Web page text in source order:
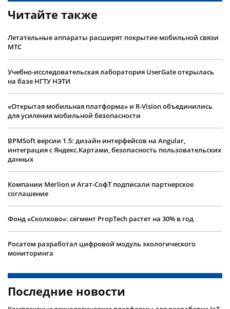
Читайте также
Летательные аппараты расширят покрытие мобильной связи
МТС
Учебно-исследовательская лаборатория UserGate открылась
на базе НГТУ НЭТИ
«Открытая мобильная платформа» и R-Vision объединились
для усиления мобильной безопасности
BPMSoft версии 1.5: дизайн интерфейсов на Angular,
интеграция с Яндекс.Картами, безопасность пользовательских
данных
Компании Merlion и Агат-СофТ подписали партнерское
соглашение
Фонд «Сколково»: сегмент PropTech растет на 30% в год
Росатом разработал цифровой модуль экологического
мониторинга
Последние новости